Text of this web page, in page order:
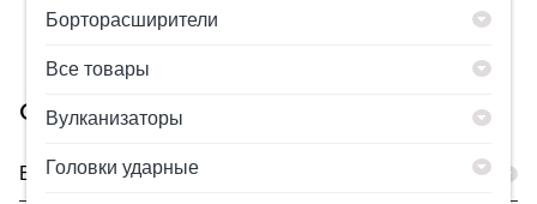
Борторасширители
Все товары
Вулканизаторы
Головки ударные
Category
Балансировочные станки